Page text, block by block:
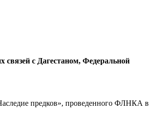
связей с Дагестаном, Федеральной
предков», проведенного ФЛНКА в